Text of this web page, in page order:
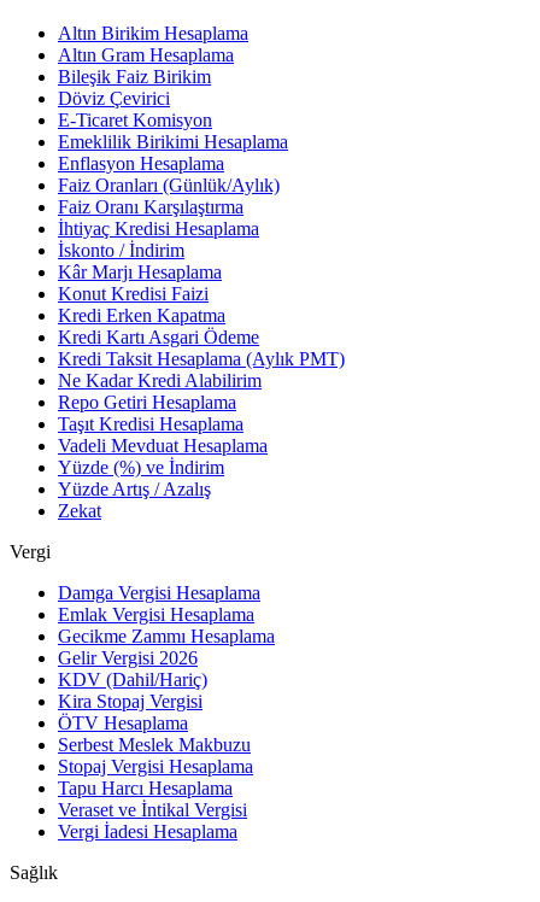
Altın Birikim Hesaplama
Altın Gram Hesaplama
Bileşik Faiz Birikim
Döviz Çevirici
E-Ticaret Komisyon
Emeklilik Birikimi Hesaplama
Enflasyon Hesaplama
Faiz Oranları (Günlük/Aylık)
Faiz Oranı Karşılaştırma
İhtiyaç Kredisi Hesaplama
İskonto / İndirim
Kâr Marjı Hesaplama
Konut Kredisi Faizi
Kredi Erken Kapatma
Kredi Kartı Asgari Ödeme
Kredi Taksit Hesaplama (Aylık PMT)
Ne Kadar Kredi Alabilirim
Repo Getiri Hesaplama
Taşıt Kredisi Hesaplama
Vadeli Mevduat Hesaplama
Yüzde (%) ve İndirim
Yüzde Artış / Azalış
Zekat
Vergi
Damga Vergisi Hesaplama
Emlak Vergisi Hesaplama
Gecikme Zammı Hesaplama
Gelir Vergisi 2026
KDV (Dahil/Hariç)
Kira Stopaj Vergisi
ÖTV Hesaplama
Serbest Meslek Makbuzu
Stopaj Vergisi Hesaplama
Tapu Harcı Hesaplama
Veraset ve İntikal Vergisi
Vergi İadesi Hesaplama
Sağlık